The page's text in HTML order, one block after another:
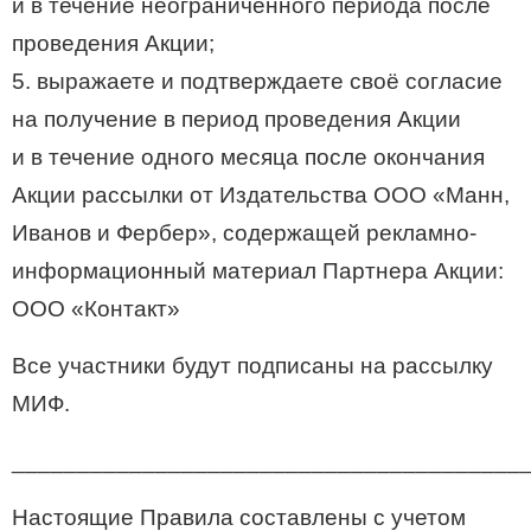
проведения Акции;
5. выражаете и подтверждаете своё согласие
на получение в период проведения Акции
и в течение одного месяца после окончания
Акции рассылки от Издательства ООО «Манн,
Иванов и Фербер», содержащей рекламно-
информационный материал Партнера Акции:
ООО «Контакт»
Все участники будут подписаны на рассылку
МИФ.
Настоящие Правила составлены с учетом